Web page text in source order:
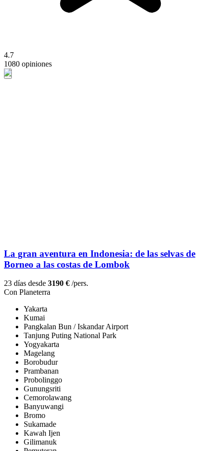
4.7
1080 opiniones
La gran aventura en Indonesia: de las selvas de
Borneo a las costas de Lombok
23 días desde 3190 € /pers.
Con Planeterra
Yakarta
Kumai
Pangkalan Bun / Iskandar Airport
Tanjung Puting National Park
Yogyakarta
Magelang
Borobudur
Prambanan
Probolinggo
Gunungsriti
Cemorolawang
Banyuwangi
Bromo
Sukamade
Kawah Ijen
Gilimanuk